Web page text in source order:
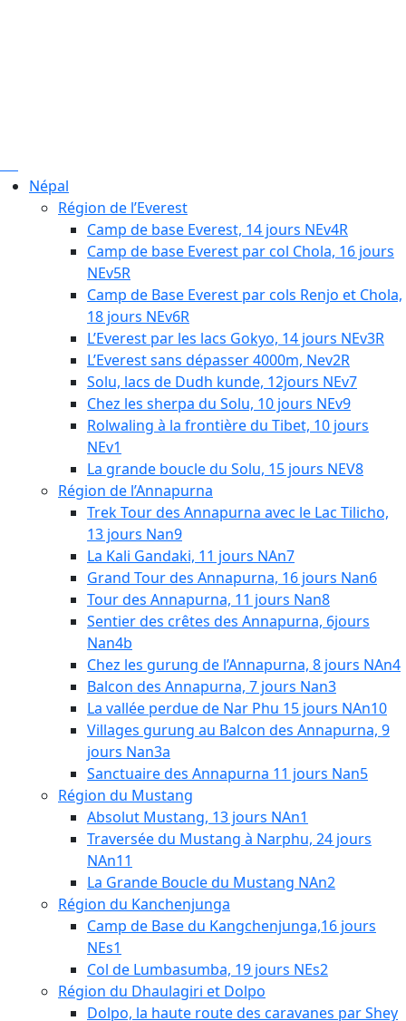
Népal
Région de l’Everest
Camp de base Everest, 14 jours NEv4R
Camp de base Everest par col Chola, 16 jours
NEv5R
Camp de Base Everest par cols Renjo et Chola,
18 jours NEv6R
L’Everest par les lacs Gokyo, 14 jours NEv3R
L’Everest sans dépasser 4000m, Nev2R
Solu, lacs de Dudh kunde, 12jours NEv7
Chez les sherpa du Solu, 10 jours NEv9
Rolwaling à la frontière du Tibet, 10 jours
NEv1
La grande boucle du Solu, 15 jours NEV8
Région de l’Annapurna
Trek Tour des Annapurna avec le Lac Tilicho,
13 jours Nan9
La Kali Gandaki, 11 jours NAn7
Grand Tour des Annapurna, 16 jours Nan6
Tour des Annapurna, 11 jours Nan8
Sentier des crêtes des Annapurna, 6jours
Nan4b
Chez les gurung de l’Annapurna, 8 jours NAn4
Balcon des Annapurna, 7 jours Nan3
La vallée perdue de Nar Phu 15 jours NAn10
Villages gurung au Balcon des Annapurna, 9
jours Nan3a
Sanctuaire des Annapurna 11 jours Nan5
Région du Mustang
Absolut Mustang, 13 jours NAn1
Traversée du Mustang à Narphu, 24 jours
NAn11
La Grande Boucle du Mustang NAn2
Région du Kanchenjunga
Camp de Base du Kangchenjunga,16 jours
NEs1
Col de Lumbasumba, 19 jours NEs2
Région du Dhaulagiri et Dolpo
Dolpo, la haute route des caravanes par Shey